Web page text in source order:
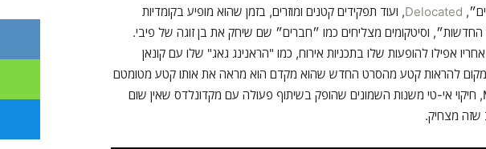
Delocated, ועוד תפקידים קטנים ומוזרים, בזמן שהוא מופיע בקומדיות
כמו ״בתול בן 40״ ו״והרי החדשות״, וסיטקומים מצליחים כמו ״חברים״ שם שיחק את בן זוגה של פיבי.
אפילו להופעות שלו בתכניות אירוח, כמו "הראנינג גאג" שלו עם קונאן
להראות קטע מהסרט החדש שהוא מקדם הוא מראה את אותו קטע מטומטם
מסרט הטראש האמריקאי Mac and Me, חיקוי אי-טי משנות השמונים שהופק בשיתוף פעולה עם מקדונלדס שאין שום
שזה מצחיק.